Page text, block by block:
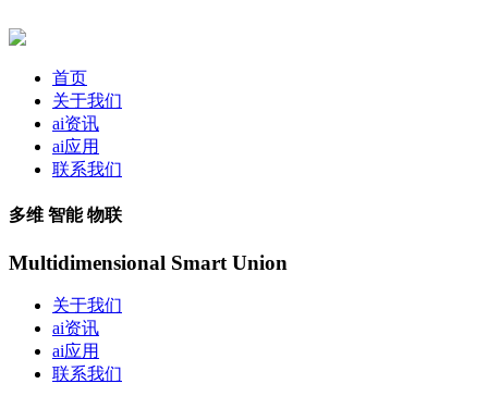
首页
关于我们
ai资讯
ai应用
联系我们
多维 智能 物联
Multidimensional Smart Union
关于我们
ai资讯
ai应用
联系我们